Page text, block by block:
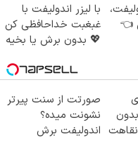
👈
با لیزر اندولیفت با
غبغبت خداحافظی کن
💖 بدون برش یا بخیه
صورتت از سنت پیرتر
نشونت میده؟
اندولیفت برش